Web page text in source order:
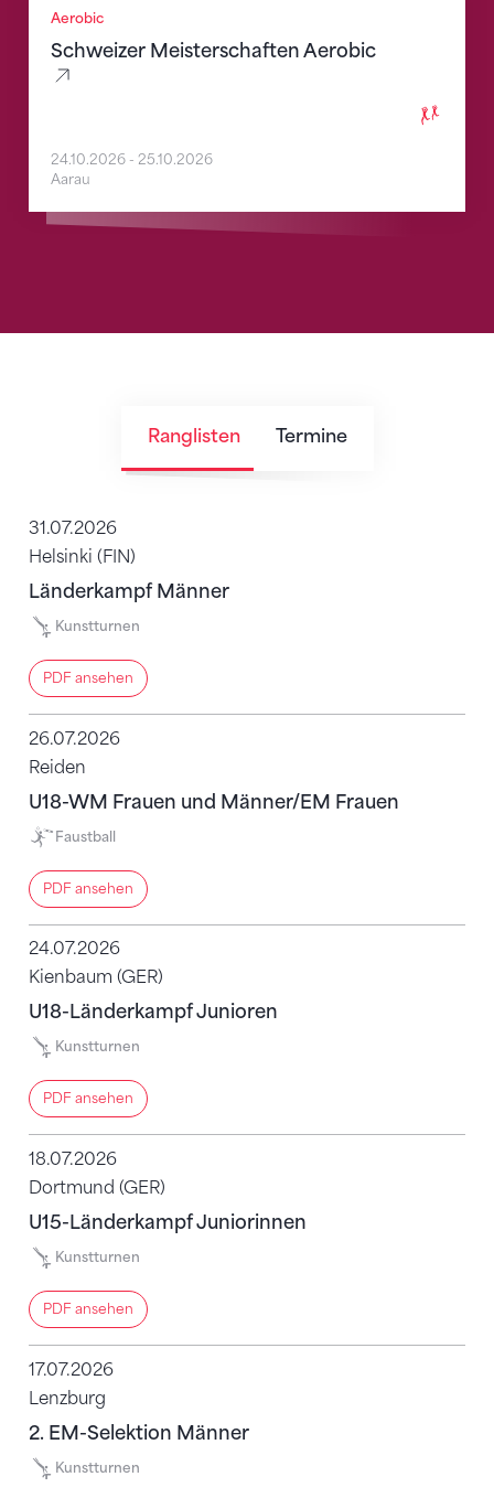
Aerobic
Schweizer Meisterschaften Aerobic
24.10.2026 - 25.10.2026
Aarau
Ranglisten Termine
31.07.2026
Helsinki (FIN)
Länderkampf Männer
Kunstturnen
PDF ansehen
26.07.2026
Reiden
U18-WM Frauen und Männer/EM Frauen
Faustball
PDF ansehen
24.07.2026
Kienbaum (GER)
U18-Länderkampf Junioren
Kunstturnen
PDF ansehen
18.07.2026
Dortmund (GER)
U15-Länderkampf Juniorinnen
Kunstturnen
PDF ansehen
17.07.2026
Lenzburg
2. EM-Selektion Männer
Kunstturnen